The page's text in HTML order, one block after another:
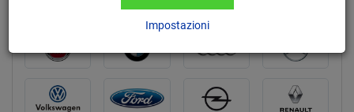
Impostazioni